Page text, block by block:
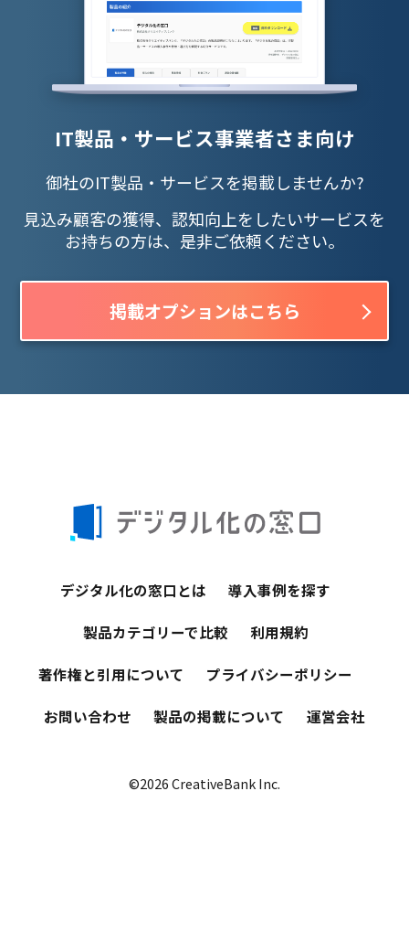
IT製品・サービス事業者さま向け
御社のIT製品・サービスを掲載しませんか?
見込み顧客の獲得、認知向上をしたいサービスを
お持ちの方は、是非ご依頼ください。
掲載オプションはこちら
デジタル化の窓口とは 導入事例を探す
製品カテゴリーで比較 利用規約
著作権と引用について プライバシーポリシー
お問い合わせ 製品の掲載について 運営会社
©2026 CreativeBank Inc.